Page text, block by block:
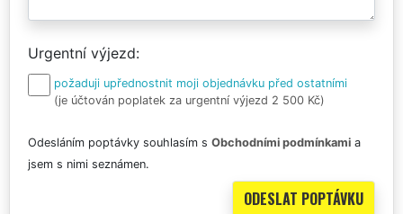
Urgentní výjezd
požaduji upřednostnit moji objednávku před ostatními
(je účtován poplatek za urgentní výjezd 2 500 Kč)
Odesláním poptávky souhlasím s Obchodními podmínkami a
jsem s nimi seznámen.